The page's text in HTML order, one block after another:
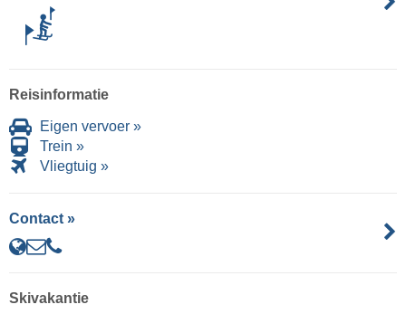
Reisinformatie
Eigen vervoer »
Trein »
Vliegtuig »
Contact »
Skivakantie